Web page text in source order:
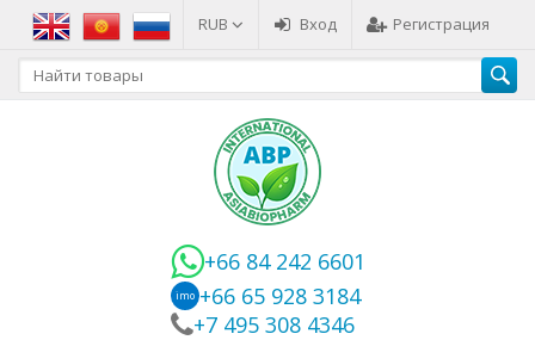
RUB Вход Регистрация
+66 84 242 6601
imo +66 65 928 3184
+7 495 308 4346